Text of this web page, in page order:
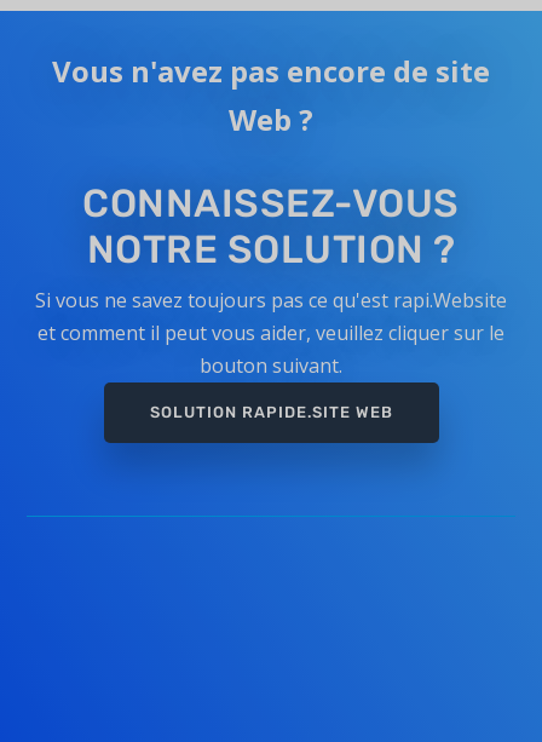
Vous n'avez pas encore de site
Web ?
CONNAISSEZ-VOUS
NOTRE SOLUTION ?
Si vous ne savez toujours pas ce qu'est rapi.Website
et comment il peut vous aider, veuillez cliquer sur le
bouton suivant.
SOLUTION RAPIDE.SITE WEB